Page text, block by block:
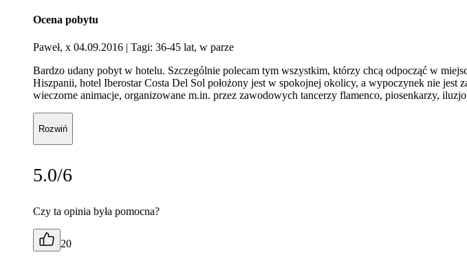
Ocena pobytu
Paweł, x 04.09.2016 | Tagi: 36-45 lat, w parze
Bardzo udany pobyt w hotelu. Szczególnie polecam tym wszystkim, którzy chcą odpocząć w
Hiszpanii, hotel Iberostar Costa Del Sol położony jest w spokojnej okolicy, a wypoczynek nie
wieczorne animacje, organizowane m.in. przez zawodowych tancerzy flamenco, piosenkarzy,
Rozwiń
5.0/6
Czy ta opinia była pomocna?
20